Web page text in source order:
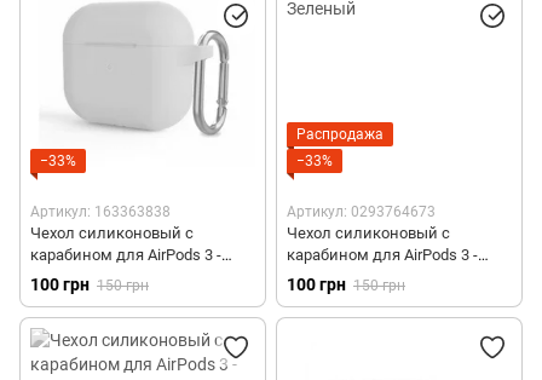
−33%
Артикул: 163363838
Чехол силиконовый с
карабином для AirPods 3 -
Розовый
100 грн 150 грн
Распродажа
−33%
Артикул: 0293764673
Чехол силиконовый с
карабином для AirPods 3 -
Зеленый
100 грн 150 грн